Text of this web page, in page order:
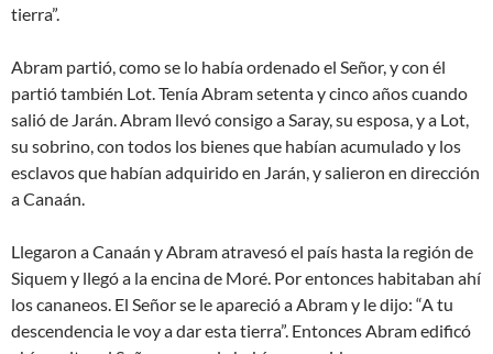
tierra”.
Abram partió, como se lo había ordenado el Señor, y con él
partió también Lot. Tenía Abram setenta y cinco años cuando
salió de Jarán. Abram llevó consigo a Saray, su esposa, y a Lot,
su sobrino, con todos los bienes que habían acumulado y los
esclavos que habían adquirido en Jarán, y salieron en dirección
a Canaán.
Llegaron a Canaán y Abram atravesó el país hasta la región de
Siquem y llegó a la encina de Moré. Por entonces habitaban ahí
los cananeos. El Señor se le apareció a Abram y le dijo: “A tu
descendencia le voy a dar esta tierra”. Entonces Abram edificó